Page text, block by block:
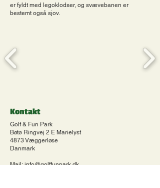
er fyldt med legoklodser, og svævebanen er
bestemt også sjov.
Kontakt
Golf & Fun Park
Bøtø Ringvej 2 E Marielyst
4873 Væggerløse
Danmark
Mail:info@golffunpark.dk